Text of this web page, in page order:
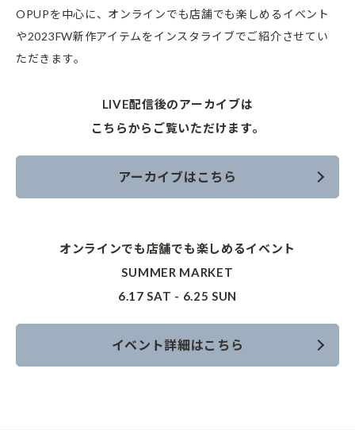
OPUPを中心に、 オンラインでも店舗でも楽しめるイベント
や2023FW新作アイテムをインスタライブでご紹介させてい
ただきます。
LIVE配信後のアーカイブは
こちらからご覧いただけます。
アーカイブはこちら
オンラインでも店舗でも楽しめるイベント
SUMMER MARKET
6.17 SAT - 6.25 SUN
イベント詳細はこちら